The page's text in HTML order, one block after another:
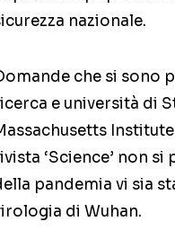
nazionale.
che si sono
e università di
‘Science’ non
pandemia vi sia
di Wuhan.